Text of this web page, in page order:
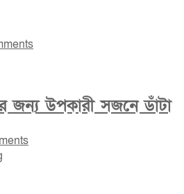
জন্য উপকারী সজনে ডাঁটা